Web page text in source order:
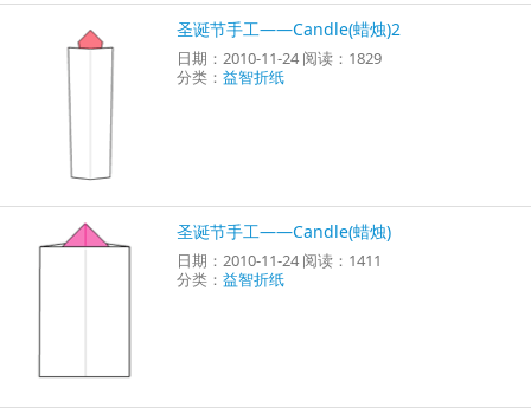
圣诞节手工——Candle(蜡烛)2
日期：2010-11-24 阅读：1829
分类：益智折纸
圣诞节手工——Candle(蜡烛)
日期：2010-11-24 阅读：1411
分类：益智折纸